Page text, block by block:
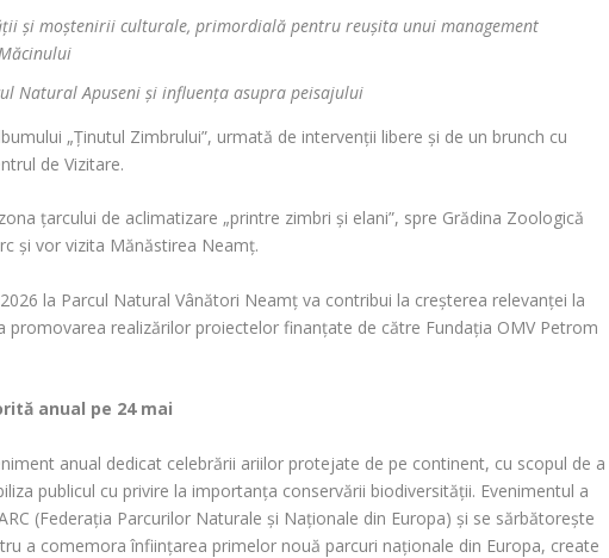
și moștenirii culturale, primordială pentru reușita unui management
Natural Apuseni și influența asupra peisajului
„Ținutul Zimbrului”, urmată de intervenții libere și de un brunch cu
de Vizitare.
țarcului de aclimatizare „printre zimbri și elani”, spre Grădina Zoologică
și vor vizita Mănăstirea Neamț.
la Parcul Natural Vânători Neamț va contribui la creșterea relevanței la
promovarea realizărilor proiectelor finanțate de către Fundația OMV Petrom
anual pe 24 mai
anual dedicat celebrării ariilor protejate de pe continent, cu scopul de a
publicul cu privire la importanța conservării biodiversității. Evenimentul a
(Federația Parcurilor Naturale și Naționale din Europa) și se sărbătorește
a comemora înființarea primelor nouă parcuri naționale din Europa, create